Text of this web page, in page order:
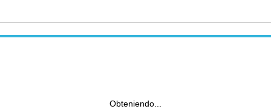
Obteniendo...